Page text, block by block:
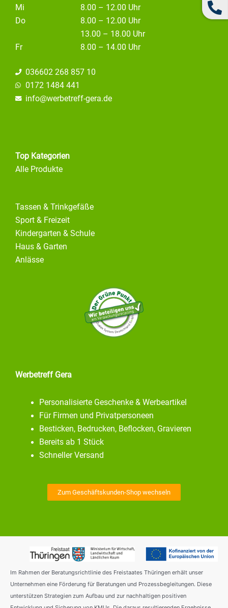
Mi
8.00 – 12.00 Uhr
Do
8.00 – 12.00 Uhr
13.00 – 18.00 Uhr
Fr
8.00 – 14.00 Uhr
036602 268 857 10
0172 1484 441
info@werbetreff-gera.de
Top Kategorien
Alle Produkte
Tassen & Trinkgefäße
Sport & Freizeit
Kindergarten & Schule
Haus & Garten
Anlässe
Werbetreff Gera
Personalisierte Geschenke & Werbeartikel
Für Firmen und Privatpersoneen
Besticken, Bedrucken, Beflocken, Gravieren
Bereits ab 1 Stück
Schneller Versand
Zum Geschäftskunden-Shop wechseln
Im Rahmen der Beratungsrichtlinie des Freistaates Thüringen erhält unser
Unternehmen eine Förderung für Beratungen und Prozessbegleitungen. Diese
unterstützen Strategien zum Aufbau und zur nachhaltigen positiven